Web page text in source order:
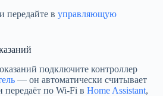
передайте в управляющую
подключите контроллер
— он автоматически считывает
передаёт по Wi-Fi в Home Assistant,